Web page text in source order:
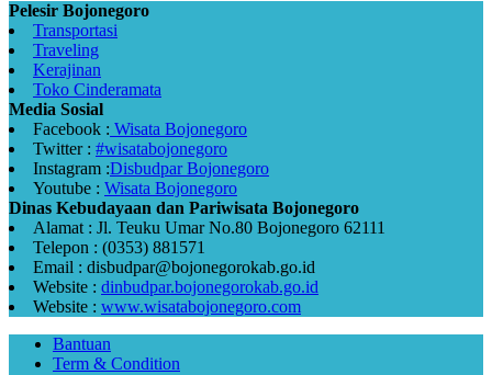
Pelesir Bojonegoro
Transportasi
Traveling
Kerajinan
Toko Cinderamata
Media Sosial
Facebook : Wisata Bojonegoro
Twitter : #wisatabojonegoro
Instagram :Disbudpar Bojonegoro
Youtube : Wisata Bojonegoro
Dinas Kebudayaan dan Pariwisata Bojonegoro
Alamat : Jl. Teuku Umar No.80 Bojonegoro 62111
Telepon : (0353) 881571
Email : disbudpar@bojonegorokab.go.id
Website : dinbudpar.bojonegorokab.go.id
Website : www.wisatabojonegoro.com
Bantuan
Term & Condition